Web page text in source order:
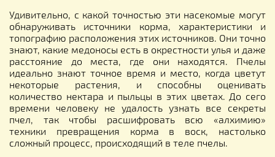
Удивительно, с какой точностью эти насекомые могут
обнаруживать источники корма, характеристики и
топографию расположения этих источников. Они точно
знают, какие медоносы есть в окрестности улья и даже
расстояние до места, где они находятся. Пчелы
идеально знают точное время и место, когда цветут
некоторые растения, и способны оценивать
количество нектара и пыльцы в этих цветах. До сего
времени человеку не удалость узнать все секреты
пчел, так чтобы расшифровать всю «алхимию»
техники превращения корма в воск, настолько
сложный процесс, происходящий в теле пчелы.